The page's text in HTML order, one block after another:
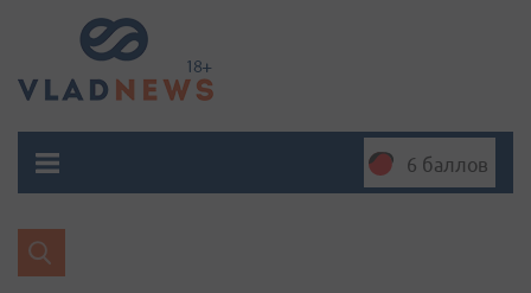
6 баллов